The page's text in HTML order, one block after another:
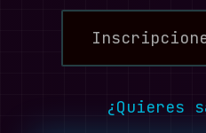
¿Quieres